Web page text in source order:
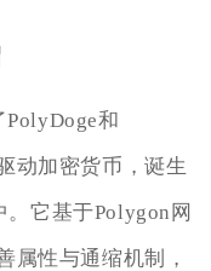
和
动加密货币，诞生
它基于Polygon网
属性与通缩机制，